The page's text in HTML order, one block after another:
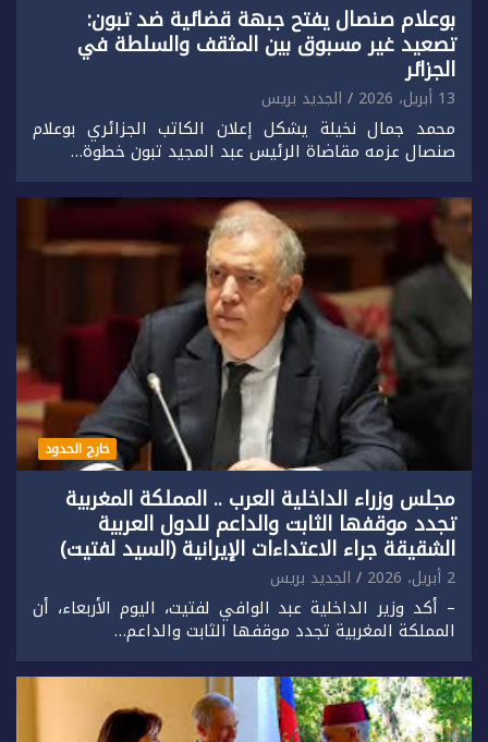
بوعلام صنصال يفتح جبهة قضائية ضد تبون:
تصعيد غير مسبوق بين المثقف والسلطة في
الجزائر
13 أبريل، 2026 الجديد بريس
محمد جمال نخيلة يشكل إعلان الكاتب الجزائري بوعلام
صنصال عزمه مقاضاة الرئيس عبد المجيد تبون خطوة…
خارج الحدود
مجلس وزراء الداخلية العرب .. المملكة المغربية
تجدد موقفها الثابت والداعم للدول العربية
الشقيقة جراء الاعتداءات الإيرانية (السيد لفتيت)
2 أبريل، 2026 الجديد بريس
– أكد وزير الداخلية عبد الوافي لفتيت، اليوم الأربعاء، أن
المملكة المغربية تجدد موقفها الثابت والداعم…